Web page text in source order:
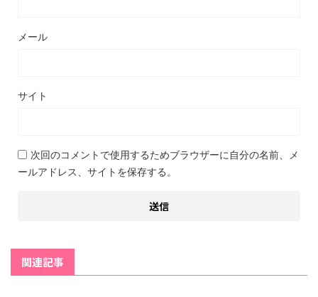
メール
サイト
次回のコメントで使用するためブラウザーに自分の名前、メ
ールアドレス、サイトを保存する。
関連記事